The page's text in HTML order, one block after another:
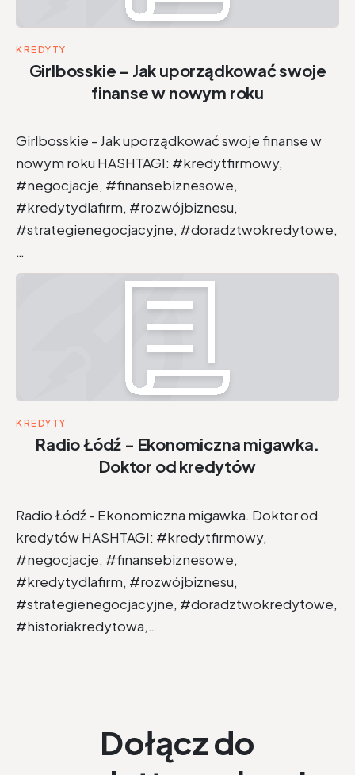
KREDYTY
Girlbosskie - Jak uporządkować swoje
finanse w nowym roku
Girlbosskie - Jak uporządkować swoje finanse w
nowym roku HASHTAGI: #kredytfirmowy,
#negocjacje, #finansebiznesowe,
#kredytydlafirm, #rozwójbiznesu,
#strategienegocjacyjne, #doradztwokredytowe,
…
KREDYTY
Radio Łódź - Ekonomiczna migawka.
Doktor od kredytów
Radio Łódź - Ekonomiczna migawka. Doktor od
kredytów HASHTAGI: #kredytfirmowy,
#negocjacje, #finansebiznesowe,
#kredytydlafirm, #rozwójbiznesu,
#strategienegocjacyjne, #doradztwokredytowe,
#historiakredytowa,…
Dołącz do